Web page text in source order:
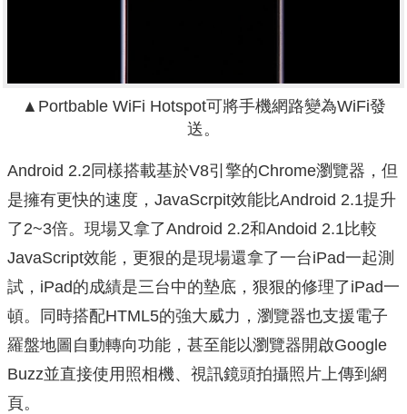
▲Portbable WiFi Hotspot可將手機網路變為WiFi發
送。
Android 2.2同樣搭載基於V8引擎的Chrome瀏覽器，但
是擁有更快的速度，JavaScrpit效能比Android 2.1提升
了2~3倍。現場又拿了Android 2.2和Andoid 2.1比較
JavaScript效能，更狠的是現場還拿了一台iPad一起測
試，iPad的成績是三台中的墊底，狠狠的修理了iPad一
頓。同時搭配HTML5的強大威力，瀏覽器也支援電子
羅盤地圖自動轉向功能，甚至能以瀏覽器開啟Google
Buzz並直接使用照相機、視訊鏡頭拍攝照片上傳到網
頁。